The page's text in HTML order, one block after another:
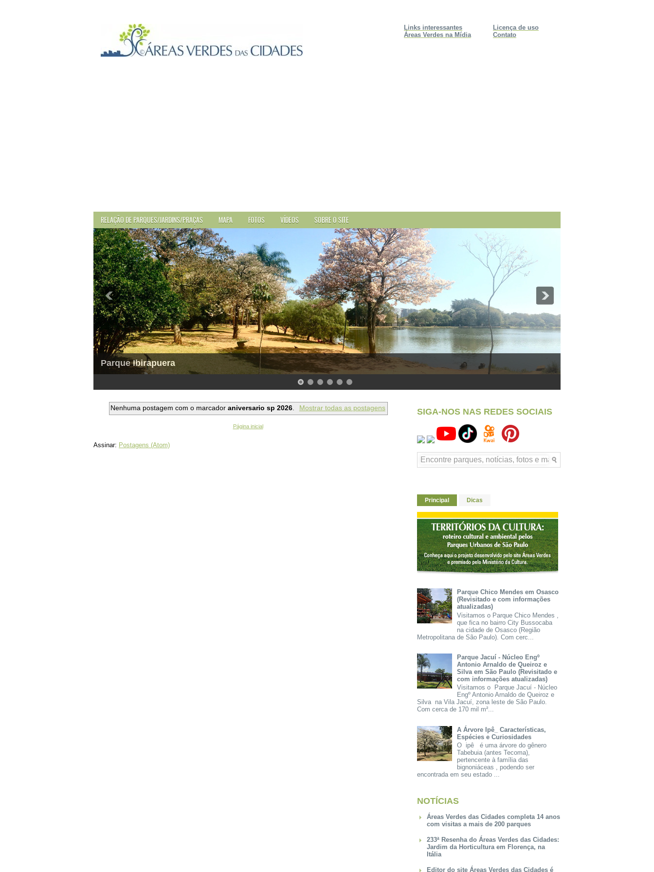
Licença de uso
Contato
Links interessantes
Áreas Verdes na Mídia
RELAÇÃO DE PARQUES/JARDINS/PRAÇAS MAPA FOTOS VÍDEOS SOBRE O SITE
Parque Ibirapuera
Nenhuma postagem com o marcadoraniversario sp 2026. Mostrar todas as postagens
Página inicial
Assinar: Postagens (Atom)
SIGA-NOS NAS REDES SOCIAIS
Principal Dicas
Parque Chico Mendes em Osasco
(Revisitado e com informações
atualizadas)
Visitamos o Parque Chico Mendes ,
que fica no bairro City Bussocaba
na cidade de Osasco (Região
Metropolitana de São Paulo). Com cerc...
Parque Jacuí - Núcleo Engº
Antonio Arnaldo de Queiroz e
Silva em São Paulo (Revisitado e
com informações atualizadas)
Visitamos o Parque Jacuí - Núcleo
Engº Antonio Arnaldo de Queiroz e
Silva na Vila Jacuí, zona leste de São Paulo.
Com cerca de 170 mil m²...
A Árvore Ipê_ Características,
Espécies e Curiosidades
O ipê é uma árvore do gênero
Tabebuia (antes Tecoma),
pertencente à família das
bignoniáceas , podendo ser
encontrada em seu estado ...
NOTÍCIAS
Áreas Verdes das Cidades completa 14 anos
com visitas a mais de 200 parques
233ª Resenha do Áreas Verdes das Cidades:
Jardim da Horticultura em Florença, na
Itália
Editor do site Áreas Verdes das Cidades é